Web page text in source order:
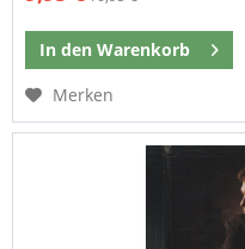
In den Warenkorb
Merken